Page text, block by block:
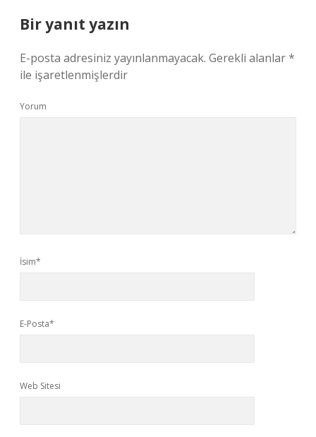
Bir yanıt yazın
E-posta adresiniz yayınlanmayacak. Gerekli alanlar*
ile işaretlenmişlerdir
Yorum
İsim*
E-Posta*
Web Sitesi